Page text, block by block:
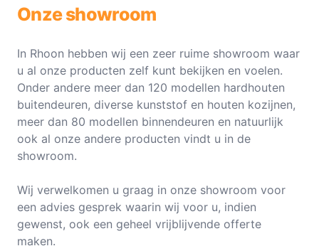
Onze showroom
In Rhoon hebben wij een zeer ruime showroom waar
u al onze producten zelf kunt bekijken en voelen.
Onder andere meer dan 120 modellen hardhouten
buitendeuren, diverse kunststof en houten kozijnen,
meer dan 80 modellen binnendeuren en natuurlijk
ook al onze andere producten vindt u in de
showroom.
Wij verwelkomen u graag in onze showroom voor
een advies gesprek waarin wij voor u, indien
gewenst, ook een geheel vrijblijvende offerte
maken.